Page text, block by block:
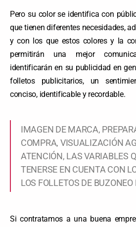
Pero su color se identifica con
que tienen diferentes necesidades,
y con los que estos colores y la
permitirán una mejor
identificarán en su publicidad en
folletos publicitarios, un
conciso, identificable y recordable.
IMAGEN DE MARCA,
COMPRA, VISUALIZACIÓN
ATENCIÓN, LAS VARIABLES
TENERSE EN CUENTA CON
LOS FOLLETOS DE
Si contratamos a una buena